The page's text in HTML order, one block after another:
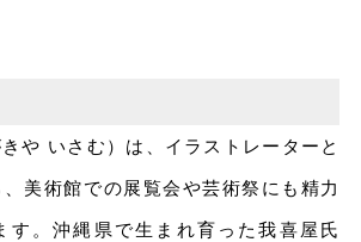
や いさむ）は、イラストレーターと
美術館での展覧会や芸術祭にも精⼒
す。沖縄県で⽣まれ育った我喜屋⽒